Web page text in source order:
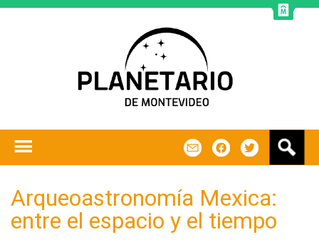
Arqueoastronomía Mexica:
entre el espacio y el tiempo
s
a
r